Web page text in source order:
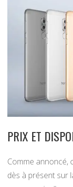
PRIX ET
Comme annoncé,
dès à présent sur